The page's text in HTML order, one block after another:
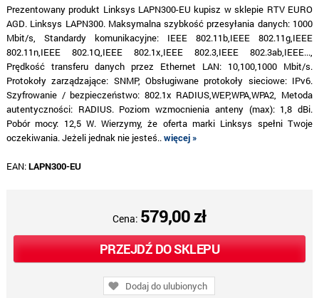
Prezentowany produkt Linksys LAPN300-EU kupisz w sklepie RTV EURO
AGD. Linksys LAPN300. Maksymalna szybkość przesyłania danych: 1000
Mbit/s, Standardy komunikacyjne: IEEE 802.11b,IEEE 802.11g,IEEE
802.11n,IEEE 802.1Q,IEEE 802.1x,IEEE 802.3,IEEE 802.3ab,IEEE...,
Prędkość transferu danych przez Ethernet LAN: 10,100,1000 Mbit/s.
Protokoły zarządzające: SNMP, Obsługiwane protokoły sieciowe: IPv6.
Szyfrowanie / bezpieczeństwo: 802.1x RADIUS,WEP,WPA,WPA2, Metoda
autentyczności: RADIUS. Poziom wzmocnienia anteny (max): 1,8 dBi.
Pobór mocy: 12,5 W. Wierzymy, że oferta marki Linksys spełni Twoje
oczekiwania. Jeżeli jednak nie jesteś..więcej »
EAN:LAPN300-EU
Cena: 579,00 zł
PRZEJDŹ DO SKLEPU
Dodaj do ulubionych